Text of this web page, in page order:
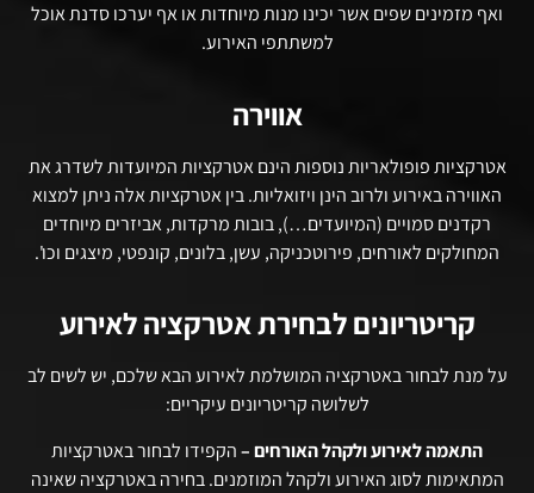
ואף מזמינים שפים אשר יכינו מנות מיוחדות או אף יערכו סדנת אוכל
למשתתפי האירוע.
אווירה
אטרקציות פופולאריות נוספות הינם אטרקציות המיועדות לשדרג את
האווירה באירוע ולרוב הינן ויזואליות. בין אטרקציות אלה ניתן למצוא
רקדנים סמויים (המיועדים…), בובות מרקדות, אביזרים מיוחדים
המחולקים לאורחים, פירוטכניקה, עשן, בלונים, קונפטי, מיצגים וכו'.
קריטריונים לבחירת אטרקציה לאירוע
על מנת לבחור באטרקציה המושלמת לאירוע הבא שלכם, יש לשים לב
לשלושה קריטריונים עיקריים:
התאמה לאירוע ולקהל האורחים –הקפידו לבחור באטרקציות
המתאימות לסוג האירוע ולקהל המוזמנים. בחירה באטרקציה שאינה